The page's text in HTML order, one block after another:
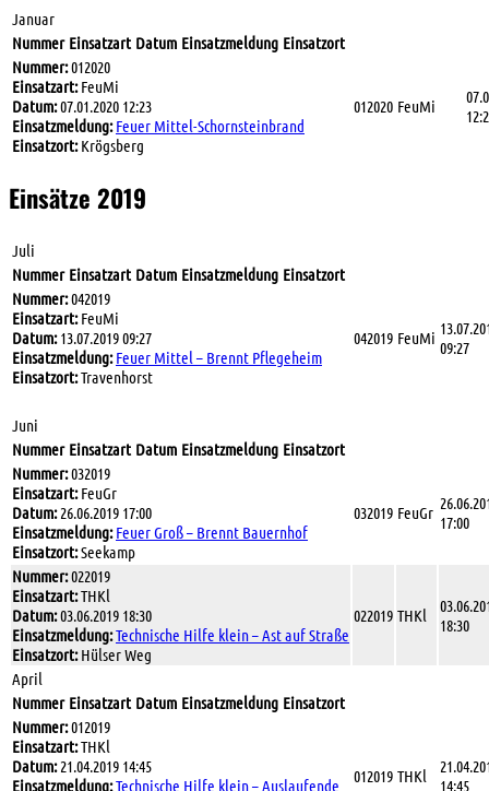
Januar
Nummer Einsatzart Datum Einsatzmeldung Einsatzort
Nummer:012020
Einsatzart:FeuMi
Datum:07.01.2020 12:23
Einsatzmeldung: Feuer Mittel-Schornsteinbrand
Einsatzort:Krögsberg
012020 FeuMi
Einsätze 2019
Juli
Nummer Einsatzart Datum Einsatzmeldung Einsatzort
Nummer:042019
Einsatzart:FeuMi
Datum:13.07.2019 09:27
Einsatzmeldung: Feuer Mittel – Brennt Pflegeheim
Einsatzort:Travenhorst
042019 FeuMi 09:27
Juni
Nummer Einsatzart Datum Einsatzmeldung Einsatzort
Nummer:032019
Einsatzart:FeuGr
Datum:26.06.2019 17:00
Einsatzmeldung: Feuer Groß – Brennt Bauernhof
Einsatzort:Seekamp
032019 FeuGr 17:00
Nummer:022019
Einsatzart:THKl
Datum:03.06.2019 18:30
Einsatzmeldung:Technische Hilfe klein – Ast auf Straße
Einsatzort:Hülser Weg
022019 THKl
18:30
April
Nummer Einsatzart Datum Einsatzmeldung Einsatzort
Nummer:012019
Einsatzart:THKl
Datum:21.04.2019 14:45
Einsatzmeldung:Technische Hilfe klein – Auslaufende 012019 THKl
14:45